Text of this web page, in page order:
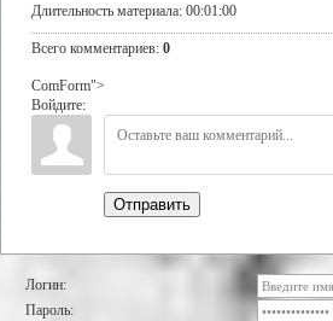
Длительность материала: 00:01:00
Всего комментариев: 0
ComForm">
Войдите:
Отправить
Логин:
Пароль: